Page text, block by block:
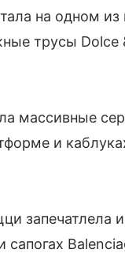
на одном
трусы
массивные
и
запечатлела